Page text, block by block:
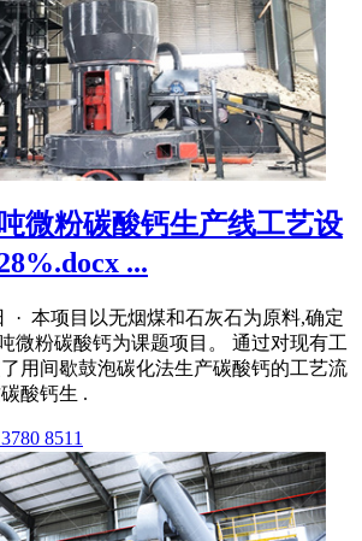
微粉碳酸钙生产线工艺设
...
· 本项目以无烟煤和石灰石为原料,确定
微粉碳酸钙为课题项目。 通过对现有工
用间歇鼓泡碳化法生产碳酸钙的工艺流
酸钙生 .
8511